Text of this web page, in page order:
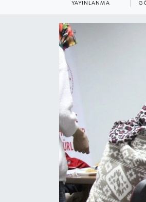
YAYINLANMA